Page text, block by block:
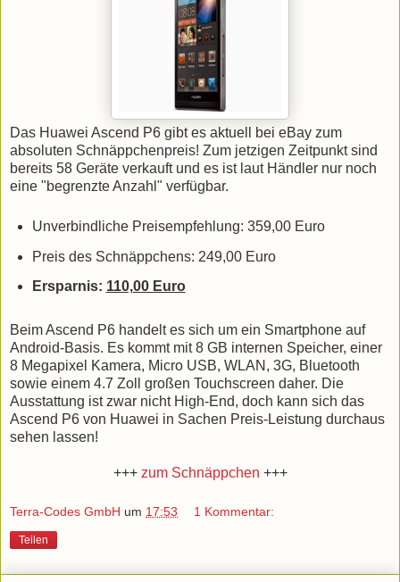
Das Huawei Ascend P6 gibt es aktuell bei eBay zum
absoluten Schnäppchenpreis! Zum jetzigen Zeitpunkt sind
bereits 58 Geräte verkauft und es ist laut Händler nur noch
eine "begrenzte Anzahl" verfügbar.
Unverbindliche Preisempfehlung: 359,00 Euro
Preis des Schnäppchens: 249,00 Euro
Ersparnis: 110,00 Euro
Beim Ascend P6 handelt es sich um ein Smartphone auf
Android-Basis. Es kommt mit 8 GB internen Speicher, einer
8 Megapixel Kamera, Micro USB, WLAN, 3G, Bluetooth
sowie einem 4.7 Zoll großen Touchscreen daher. Die
Ausstattung ist zwar nicht High-End, doch kann sich das
Ascend P6 von Huawei in Sachen Preis-Leistung durchaus
sehen lassen!
+++ zum Schnäppchen +++
Terra-Codes GmbH um 17:53 1 Kommentar:
Teilen